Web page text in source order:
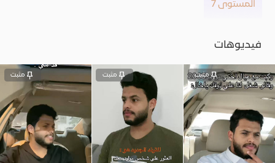
المستوى 7
فيديوهات
مثبت مثبت مثبت